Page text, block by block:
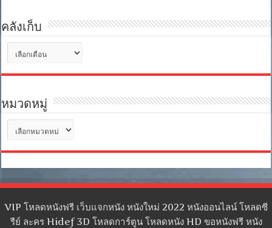
คลังเก็บ
เก็บ
หมวดหมู่
หมู่
VIP โหลดหนังฟรี เว็บแจกหนัง หนังใหม่ 2022 หนังออนไลน์ โหลดซี
รีย์ ละคร Hidef 3D โหลดการ์ตูน โหลดหนัง HD ขอหนังฟรี หนัง